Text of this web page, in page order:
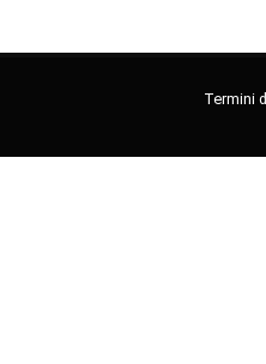
Termini